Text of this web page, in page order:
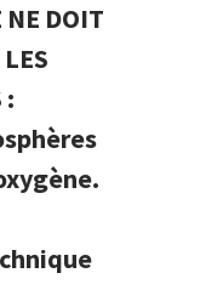
NE DOIT
: